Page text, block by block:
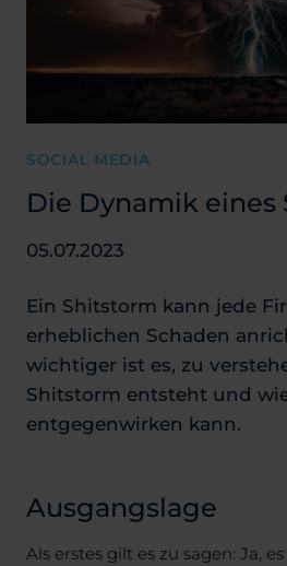
SOCIAL MEDIA
Die Dynamik eines
05.07.2023
Ein Shitstorm kann jede
erheblichen Schaden
wichtiger ist es, zu
Shitstorm entsteht und
entgegenwirken kann.
Ausgangslage
Als erstes gilt es zu sagen: Ja,